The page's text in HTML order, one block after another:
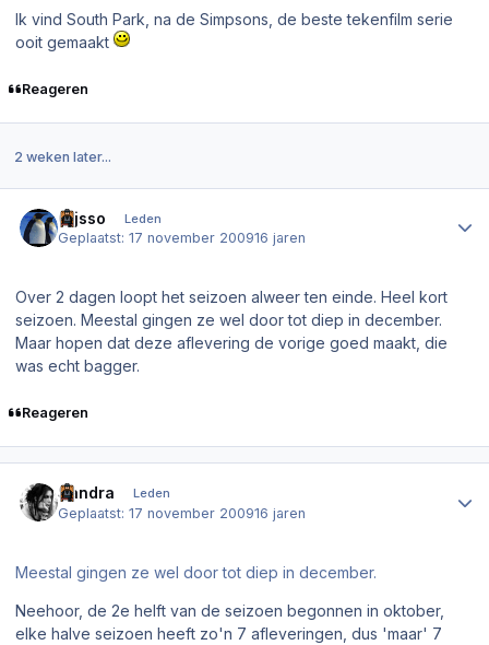
Ik vind South Park, na de Simpsons, de beste tekenfilm serie
ooit gemaakt
Reageren
2 weken later...
Gijsso Leden
Geplaatst:17 november 200916 jaren
Over 2 dagen loopt het seizoen alweer ten einde. Heel kort
seizoen. Meestal gingen ze wel door tot diep in december.
Maar hopen dat deze aflevering de vorige goed maakt, die
was echt bagger.
Reageren
Sandra Leden
Geplaatst:17 november 200916 jaren
Meestal gingen ze wel door tot diep in december.
Neehoor, de 2e helft van de seizoen begonnen in oktober,
elke halve seizoen heeft zo'n 7 afleveringen, dus 'maar' 7